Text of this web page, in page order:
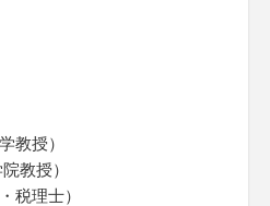
教授）
教授）
税理士）